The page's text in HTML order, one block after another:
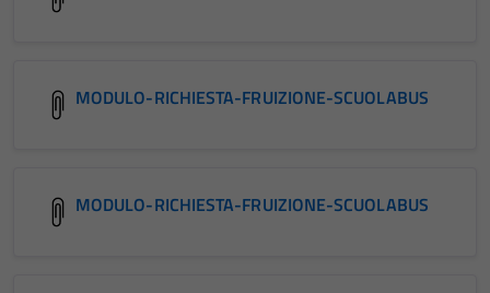
MODULO-RICHIESTA-FRUIZIONE-SCUOLABUS
MODULO-RICHIESTA-FRUIZIONE-SCUOLABUS